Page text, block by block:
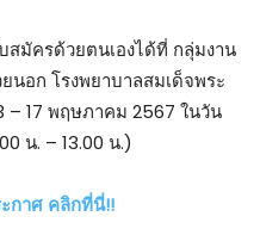
มัครด้วยตนเองได้ที่ กลุ่มงาน
อก โรงพยาบาลสมเด็จพระ
– 17 พฤษภาคม 2567 ในวัน
น. – 13.00 น.)
กาศ คลิกที่นี่!!